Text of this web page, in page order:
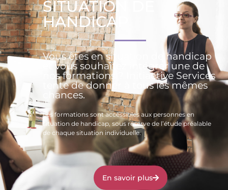
SITUATION DE
HANDICAP
Vous êtes en situation de handicap
et vous souhaitez intégrer une de
nos formations ? Initiactive Services
tente de donner à tous les mêmes
chances.
Les formations sont accessibles aux personnes en
situation de handicap, sous réserve de l’étude préalable
de chaque situation individuelle.
En savoir plus